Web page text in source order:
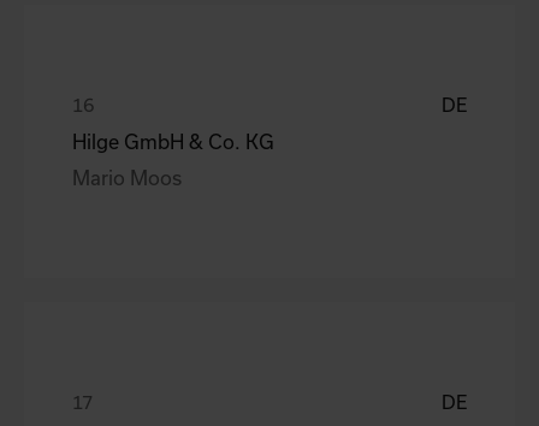
DE
Hilge GmbH & Co. KG
Mario Moos
DE